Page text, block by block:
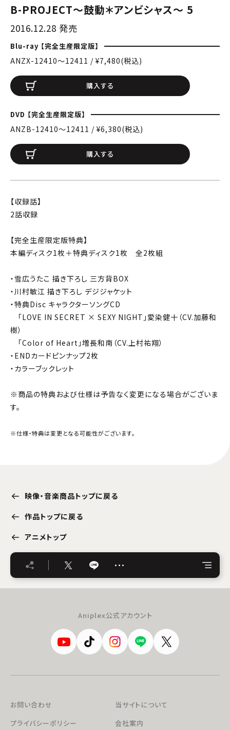
B-PROJECT～鼓動＊アンビシャス～ 5
2016.12.28 発売
Blu-ray 【完全生産限定版】
ANZX-12410〜12411 / ¥7,480(税込)
購入する
DVD 【完全生産限定版】
ANZB-12410〜12411 / ¥6,380(税込)
購入する
【収録話】
2話収録
【完全生産限定版特典】
本編ディスク1枚＋特典ディスク1枚 全2枚組
・雪広うたこ 描き下ろし 三方背BOX
・川村敏江 描き下ろし デジジャケット
・特典Disc キャラクターソングCD
「LOVE IN SECRET × SEXY NIGHT」愛染健十（CV.加藤和
樹）
「Color of Heart」増長和南（CV.上村祐翔）
・ENDカードピンナップ2枚
・カラーブックレット
※商品の特典および仕様は予告なく変更になる場合がございま
す。
※仕様・特典は変更となる可能性がございます。
映像・音楽商品トップに戻る
作品トップに戻る
アニメトップ
…
Aniplex公式アカウント
お問い合わせ
当サイトについて
プライバシーポリシー
会社案内